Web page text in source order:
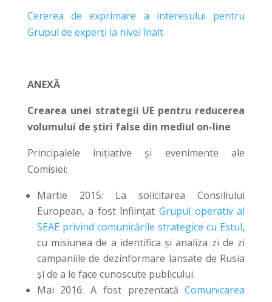
Cererea de exprimare a interesului pentru
Grupul de experți la nivel înalt
ANEXĂ
Crearea unei strategii UE pentru reducerea
volumului de știri false din mediul on-line
Principalele inițiative și evenimente ale
Comisiei:
Martie 2015: La solicitarea Consiliului
European, a fost înființatGrupul operativ al
SEAE privind comunicările strategice cu Estul,
cu misiunea de a identifica și analiza zi de zi
campaniile de dezinformare lansate de Rusia
și de a le face cunoscute publicului.
Mai 2016: A fost prezentatăComunicarea